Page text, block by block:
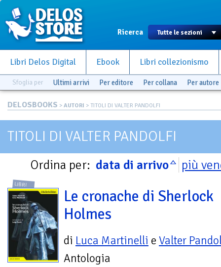
Ricerca
Libri Delos Digital Ebook Libri collezionismo
Sfoglia per Ultimi arrivi Per editore Per collana Per autore
DELOSBOOKS > AUTORI > TITOLI DI VALTER PANDOLFI
TITOLI DI VALTER PANDOLFI
Ordina per: data di arrivo più
LIBRI
Le cronache di Sherlock
Holmes
di Luca Martinelli e Valter
Antologia